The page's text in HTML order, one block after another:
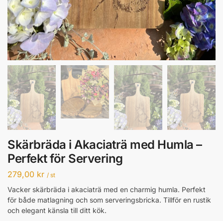
Skärbräda i Akaciaträ med Humla –
Perfekt för Servering
279,00 kr / st
Vacker skärbräda i akaciaträ med en charmig humla. Perfekt
för både matlagning och som serveringsbricka. Tillför en rustik
och elegant känsla till ditt kök.